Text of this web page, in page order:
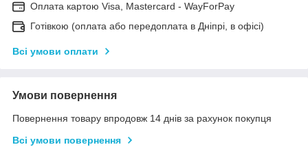
Оплата картою Visa, Mastercard - WayForPay
Готівкою (оплата або передоплата в Дніпрі, в офісі)
Всі умови оплати
Умови повернення
Повернення товару впродовж 14 днів за рахунок покупця
Всі умови повернення